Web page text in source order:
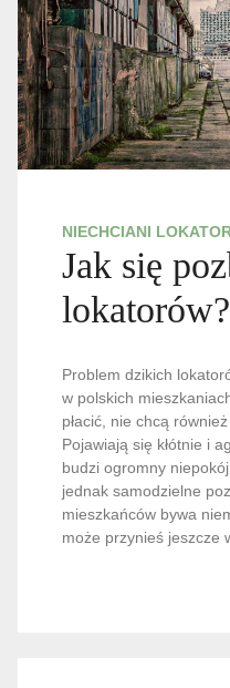
NIECHCIANI
Jak się
lokatorów?
Problem dzikich
w polskich
płacić, nie chcą
Pojawiają się kłótnie i
budzi ogromny
jednak samodzielne
mieszkańców bywa
może przynieś jeszcze